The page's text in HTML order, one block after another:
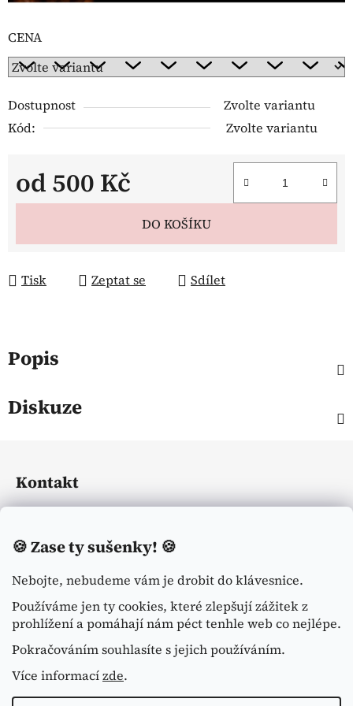
🍪Zase ty sušenky! 🍪
Nebojte, nebudeme vám je drobit do klávesnice.
Používáme jen ty cookies, které zlepšují zážitek z
prohlížení a pomáhají nám péct tenhle web co nejlépe.
Pokračováním souhlasíte s jejich používáním.
Více informacízde.
CENA
Dostupnost
Zvolte variantu
Kód:
Zvolte variantu
od 500 Kč
Měrná cena:
DO KOŠÍKU
Tisk Zeptat se Sdílet
Popis
Diskuze
a
Kontakt
+420774113371
Shoptet.cz